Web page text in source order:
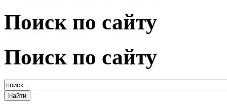
Поиск по сайту
Поиск по сайту